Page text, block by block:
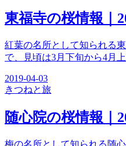
東福寺の桜情報｜
紅葉の名所として知られる
で、見頃は3月下旬から4月
2019-04-03
きつねと旅
随心院の桜情報｜
梅の名所として知られる随